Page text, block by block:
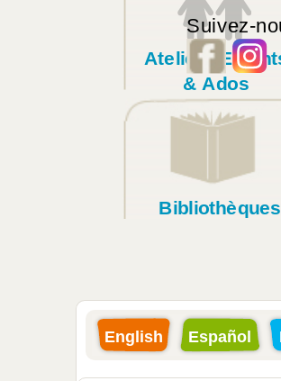
Suivez-
Ateliers
& Ados
Bibliothèques
English Español